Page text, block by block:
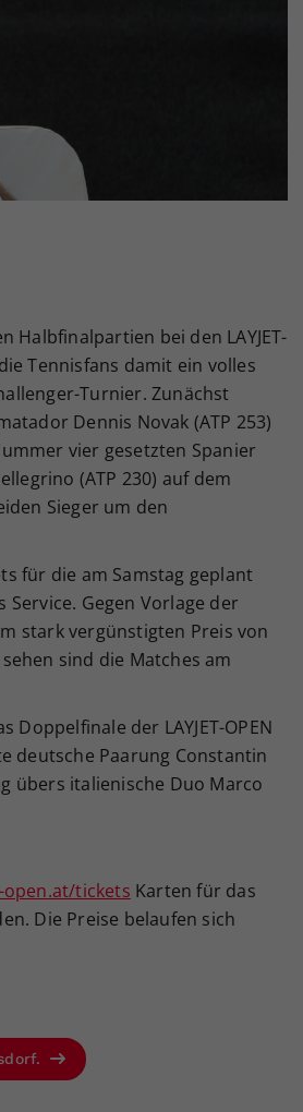
Halbfinalpartien bei den LAYJET-
Tennisfans damit ein volles
Turnier. Zunächst
Dennis Novak (ATP 253)
vier gesetzten Spanier
(ATP 230) auf dem
Sieger um den
für die am Samstag geplant
Gegen Vorlage der
stark vergünstigten Preis von
sind die Matches am
der LAYJET-OPEN
deutsche Paarung Constantin
übers italienische Duo Marco
open.at/tickets Karten für das
Die Preise belaufen sich